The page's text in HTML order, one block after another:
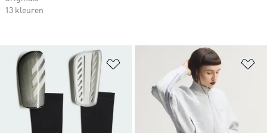
Op verlanglijst zetten
13 kleuren